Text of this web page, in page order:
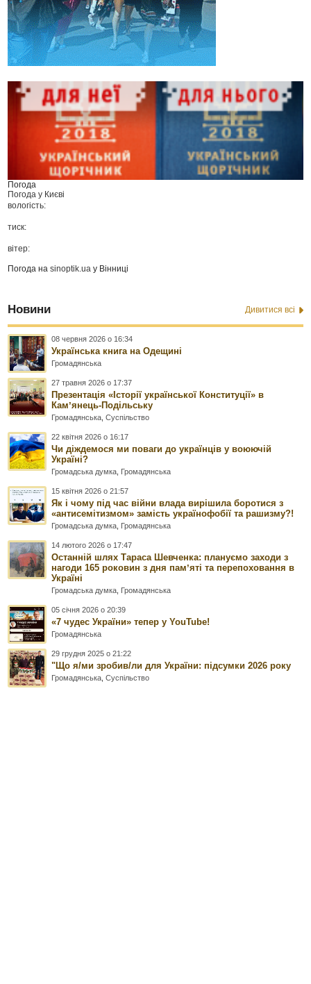
Погода
Погода у Києві
вологість:
тиск:
вітер:
Погода наsinoptik.ua у Вінниці
Новини Дивитися всі
08 червня 2026 о 16:34
Українська книга на Одещині
Громадянська
27 травня 2026 о 17:37
Презентація «Історії української Конституції» в
Камʼянець-Подільську
Громадянська ,Суспільство
22 квітня 2026 о 16:17
Чи діждемося ми поваги до українців у воюючій
Україні?
Громадська думка Громадянська
15 квітня 2026 о 21:57
Як і чому під час війни влада вирішила боротися з
«антисемітизмом» замість українофобії та рашизму?!
Громадська думка Громадянська
14 лютого 2026 о 17:47
Останній шлях Тараса Шевченка: плануємо заходи з
нагоди 165 роковин з дня памʼяті та перепоховання в
Україні
Громадська думка Громадянська
05 січня 2026 о 20:39
«7 чудес України» тепер у YouTube!
Громадянська
29 грудня 2025 о 21:22
"Що я/ми зробив/ли для України: підсумки 2026 року
Громадянська ,Суспільство